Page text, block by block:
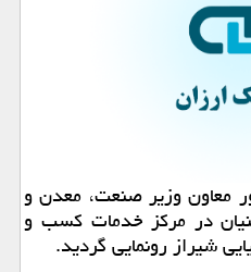
معاون وزیر صنعت، معدن و
بنیان در مركز خدمات كسب و
شیراز رونمایی گردید.